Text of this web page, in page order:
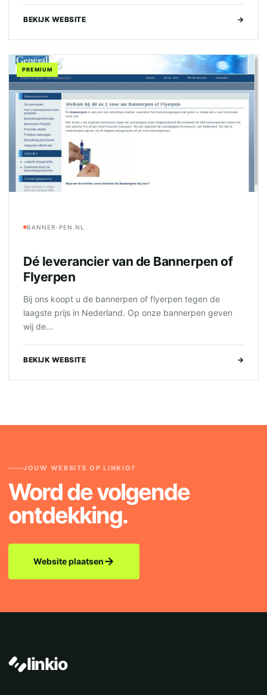
BEKIJK WEBSITE →
PREMIUM
BANNER-PEN.NL
Dé leverancier van de Bannerpen of
Flyerpen
Bij ons koopt u de bannerpen of flyerpen tegen de
laagste prijs in Nederland. Op onze bannerpen geven
wij de...
BEKIJK WEBSITE →
JOUW WEBSITE OP LINKIO?
Word de volgende
ontdekking.
Website plaatsen→
linkio